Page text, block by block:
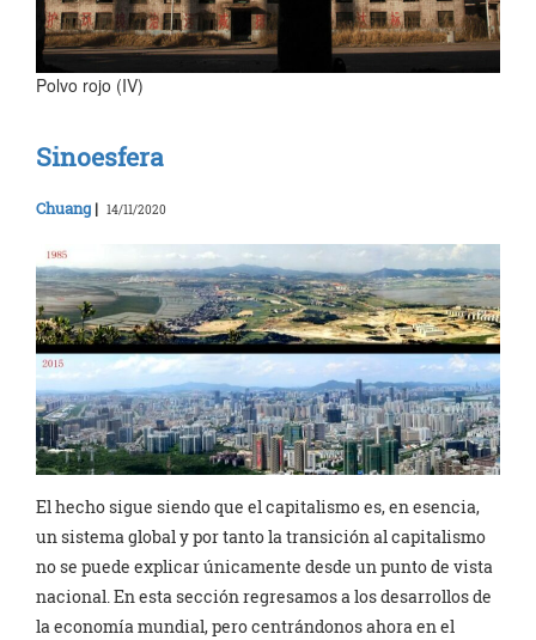
Polvo rojo (IV)
Sinoesfera
Chuang | 14/11/2020
El hecho sigue siendo que el capitalismo es, en esencia,
un sistema global y por tanto la transición al capitalismo
no se puede explicar únicamente desde un punto de vista
nacional. En esta sección regresamos a los desarrollos de
la economía mundial, pero centrándonos ahora en el